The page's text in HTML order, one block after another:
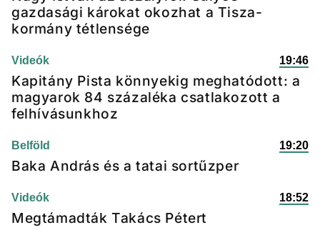
gazdasági károkat okozhat a Tisza-
kormány tétlensége
Videók 19:46
Kapitány Pista könnyekig meghatódott: a
magyarok 84 százaléka csatlakozott a
felhívásunkhoz
Belföld 19:20
Baka András és a tatai sortűzper
Videók 18:52
Megtámadták Takács Pétert